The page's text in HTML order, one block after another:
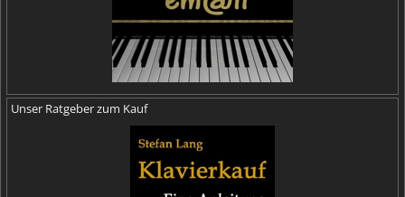
Unser Ratgeber zum Kauf